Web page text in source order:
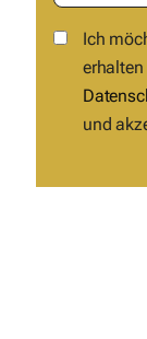
Ich
und